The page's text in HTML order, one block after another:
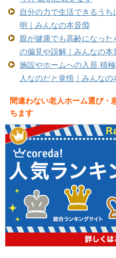
自分の力で生活できるう
明｜みんなの本音⑩
親が健康でも高齢になっ
の偏見や誤解｜みんなの
施設やホームへの入居 積
人なのだと覚悟｜みんな
間違わない老人ホーム選び・
ちます